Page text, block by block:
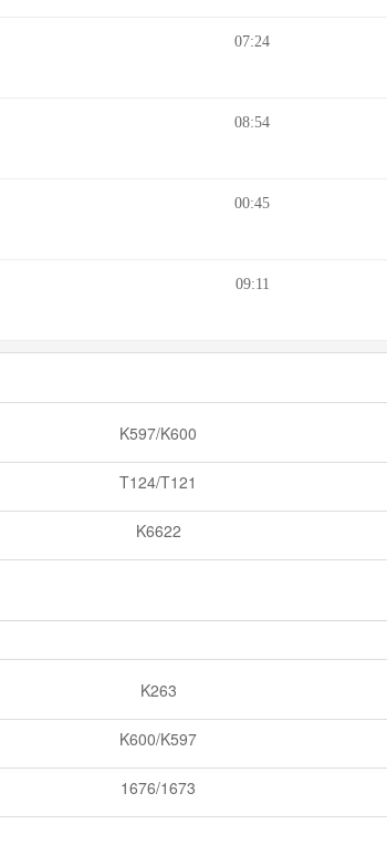
07:24
08:54
00:45
09:11
K597/K600
T124/T121
K6622
K263
K600/K597
1676/1673